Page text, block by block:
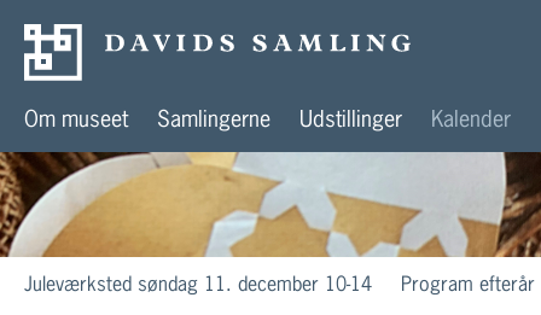
Om museet Samlingerne Udstillinger Kalender
Juleværksted søndag 11. december 10-14 Program